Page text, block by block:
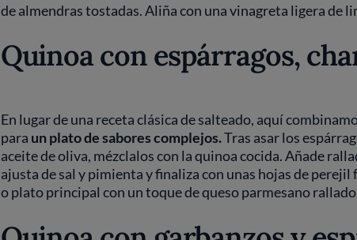
de almendras tostadas. Aliña con una vinagreta ligera de
Quinoa con espárragos,
En lugar de una receta clásica de salteado, aquí
para un plato de sabores complejos.Tras asar los
aceite de oliva, mézclalos con la quinoa cocida. Añade
ajusta de sal y pimienta y finaliza con unas hojas de
o plato principal con un toque de queso parmesano